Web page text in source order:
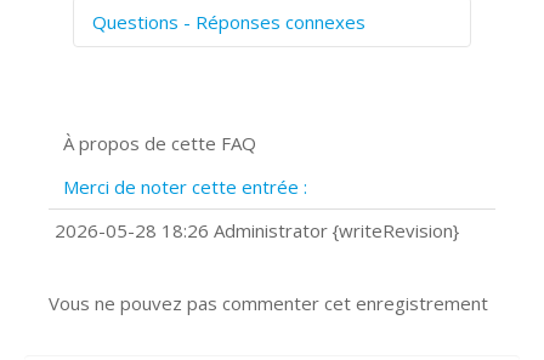
Questions - Réponses connexes
Prise de vue 360°
?
Comment installer Google Chrome ?
À propos de cette FAQ
Merci de noter cette entrée :
2026-05-28 18:26 Administrator {writeRevision}
Vous ne pouvez pas commenter cet enregistrement